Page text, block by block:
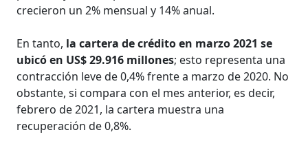
crecieron un 2% mensual y 14% anual.
En tanto, la cartera de crédito en marzo 2021 se
ubicó en US$ 29.916 millones; esto representa una
contracción leve de 0,4% frente a marzo de 2020. No
obstante, si compara con el mes anterior, es decir,
febrero de 2021, la cartera muestra una
recuperación de 0,8%.